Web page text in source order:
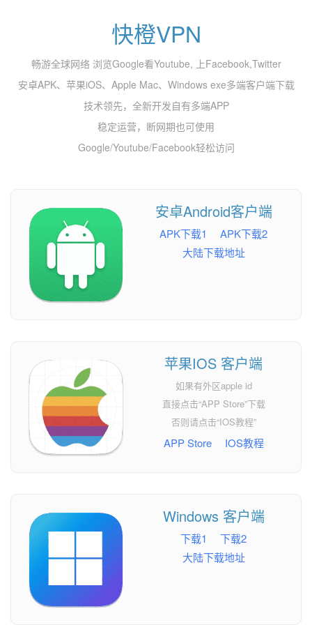
快橙VPN
畅游全球网络 浏览Google看Youtube, 上Facebook,Twitter
安卓APK、苹果iOS、Apple Mac、Windows exe多端客户端下载
技术领先，全新开发自有多端APP
稳定运营，断网期也可使用
Google/Youtube/Facebook轻松访问
安卓Android客户端
APK下载1
APK下载2
大陆下载地址
苹果IOS 客户端
如果有外区apple id
直接点击“APP Store”下载
否则请点击“IOS教程”
APP Store IOS教程
Windows 客户端
下载1
下载2
大陆下载地址